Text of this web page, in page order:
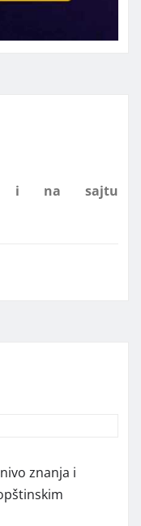
nivo znanja i